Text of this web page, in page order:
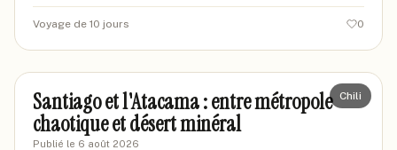
Voyage de 10 jours 0
marcantoine-lyon
Chili
Santiago et l'Atacama : entre métropole
chaotique et désert minéral
Publié le 6 août 2026